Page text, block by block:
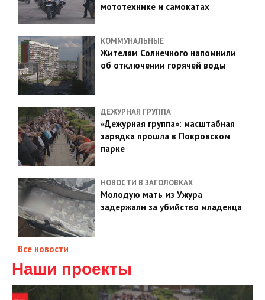
мототехнике и самокатах
КОММУНАЛЬНЫЕ
Жителям Солнечного напомнили
об отключении горячей воды
ДЕЖУРНАЯ ГРУППА
«Дежурная группа»: масштабная
зарядка прошла в Покровском
парке
НОВОСТИ В ЗАГОЛОВКАХ
Молодую мать из Ужура
задержали за убийство младенца
Все новости
Наши проекты